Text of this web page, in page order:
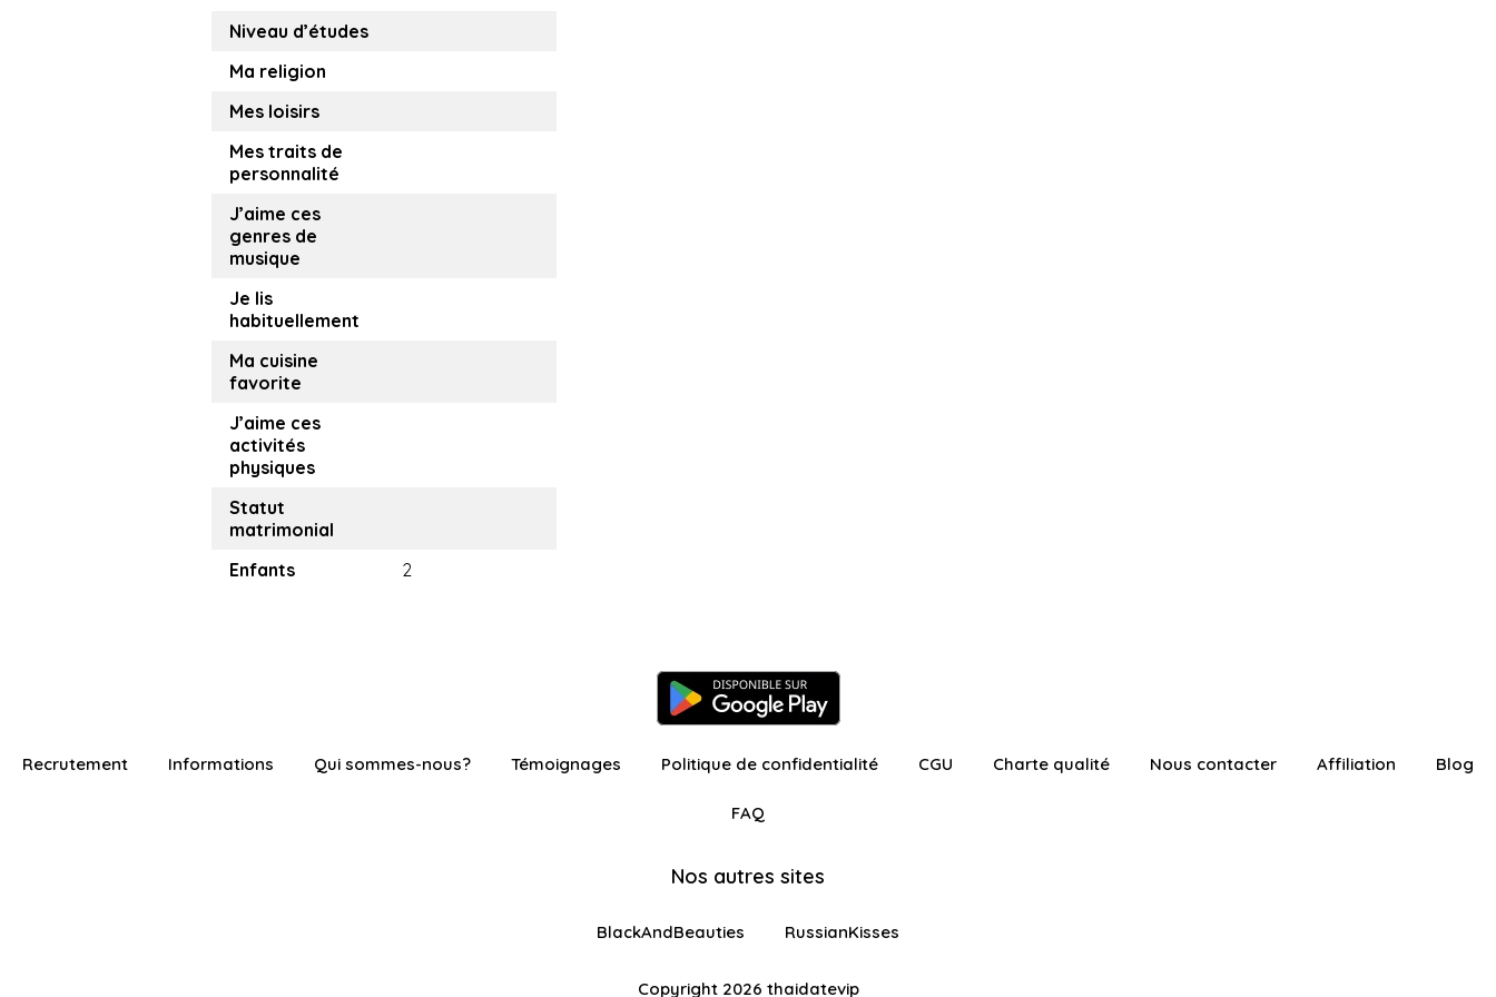
Niveau d’études
Ma religion
Mes loisirs
Mes traits de
personnalité
J’aime ces
genres de
musique
Je lis
habituellement
Ma cuisine
favorite
J’aime ces
activités
physiques
Statut
matrimonial
Enfants
2
Recrutement Informations Qui sommes-nous? Témoignages Politique de confidentialité CGU Charte qualité Nous contacter Affiliation Blog
FAQ
Nos autres sites
BlackAndBeauties RussianKisses
Copyright 2026 thaidatevip